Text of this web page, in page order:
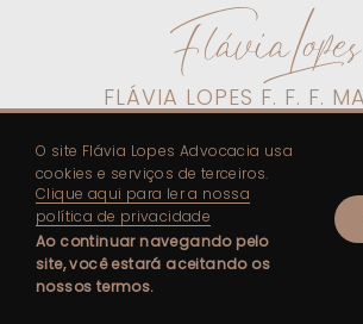
FLÁVIA LOPES F. F. F.
OAB/SP 260.140
FLÁVIA LOPES? CONTE-
O site Flávia Lopes Advocacia usa
cookies e serviços de terceiros.
Clique aqui para ler a nossa
política de privacidade
Ao continuar navegando pelo
site, você estará aceitando os
nossos termos.